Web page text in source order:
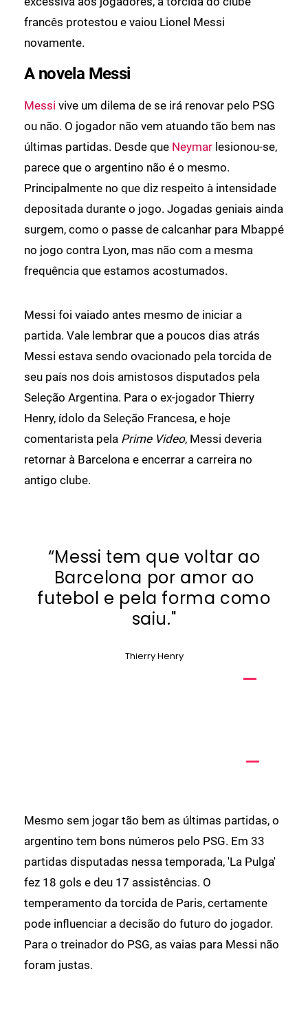
francês protestou e vaiou Lionel Messi
novamente.
A novela Messi
Messi vive um dilema de se irá renovar pelo PSG
ou não. O jogador não vem atuando tão bem nas
últimas partidas. Desde que Neymar lesionou-se,
parece que o argentino não é o mesmo.
Principalmente no que diz respeito à intensidade
depositada durante o jogo. Jogadas geniais ainda
surgem, como o passe de calcanhar para Mbappé
no jogo contra Lyon, mas não com a mesma
frequência que estamos acostumados.
Messi foi vaiado antes mesmo de iniciar a
partida. Vale lembrar que a poucos dias atrás
Messi estava sendo ovacionado pela torcida de
seu país nos dois amistosos disputados pela
Seleção Argentina. Para o ex-jogador Thierry
Henry, ídolo da Seleção Francesa, e hoje
comentarista pela Prime Video, Messi deveria
retornar à Barcelona e encerrar a carreira no
antigo clube.
“Messi tem que voltar ao
Barcelona por amor ao
futebol e pela forma como
saiu."
Thierry Henry
Mesmo sem jogar tão bem as últimas partidas, o
argentino tem bons números pelo PSG. Em 33
partidas disputadas nessa temporada, 'La Pulga'
fez 18 gols e deu 17 assistências. O
temperamento da torcida de Paris, certamente
pode influenciar a decisão do futuro do jogador.
Para o treinador do PSG, as vaias para Messi não
foram justas.